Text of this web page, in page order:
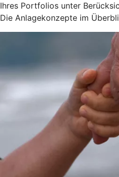
Ihres Portfolios unter
Die Anlagekonzepte im